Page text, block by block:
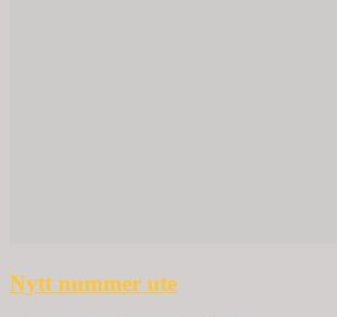
Nytt nummer ute